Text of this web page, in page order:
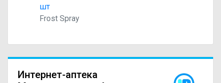
шт
Frost Spray
Интернет-аптека